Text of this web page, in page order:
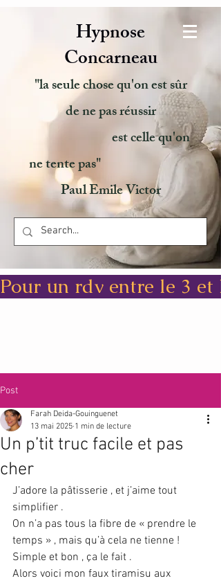
Hypnose
Concarneau
"la seule chose qu'on est sûr
de ne pas réussir
est celle qu'on
ne tente pas"
Paul Emile Victor
Pour un rdv entre le 3
Post
Un p’tit truc facile et pas
cher
Farah Deida-Gouinguenet
13 mai 2025 1 min de lecture
J’adore la pâtisserie , et j’aime tout
simplifier .
On n’a pas tous la fibre de « prendre le
temps » , mais qu’à cela ne tienne !
Simple et bon , ça le fait .
Alors voici mon faux tiramisu aux